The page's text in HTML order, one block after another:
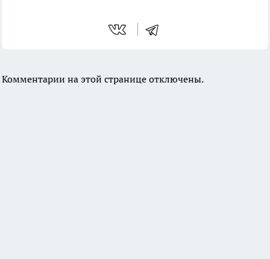
Комментарии на этой странице отключены.